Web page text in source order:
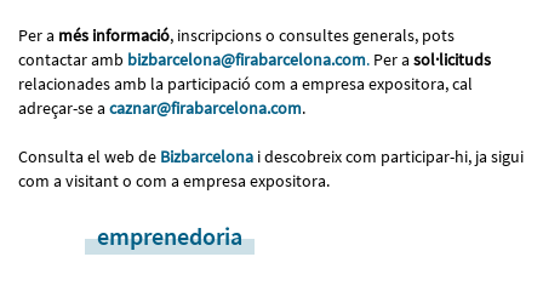
Per a més informació, inscripcions o consultes generals, pots
contactar amb bizbarcelona@firabarcelona.com. Per a sol·licituds
relacionades amb la participació com a empresa expositora, cal
adreçar-se a caznar@firabarcelona.com.
Consulta el web de Bizbarcelona i descobreix com participar-hi, ja sigui
com a visitant o com a empresa expositora.
emprenedoria